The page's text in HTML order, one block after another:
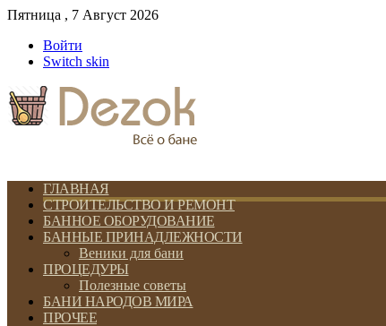
Пятница , 7 Август 2026
Войти
Switch skin
ГЛАВНАЯ
СТРОИТЕЛЬСТВО И РЕМОНТ
БАННОЕ ОБОРУДОВАНИЕ
БАННЫЕ ПРИНАДЛЕЖНОСТИ
Веники для бани
ПРОЦЕДУРЫ
Полезные советы
БАНИ НАРОДОВ МИРА
ПРОЧЕЕ